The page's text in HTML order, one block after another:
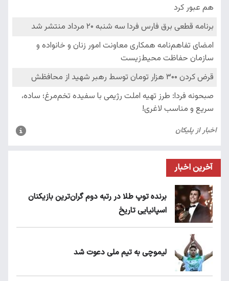
آخرین اخبار
برنده توپ طلا در رتبه دوم گران‌ترین بازیکنان
اسپانیایی تاریخ
لیموچی به تیم ملی دعوت شد